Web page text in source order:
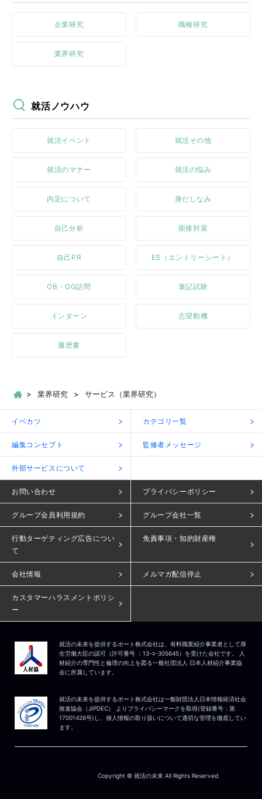
企業研究 職種研究
業界研究
就活ノウハウ
就活イベント 就活その他
就活のマナー 就活の悩み
内定について 身だしなみ
自己分析 面接対策
自己PR ES（エントリーシート）
OB・OG訪問 筆記試験
インターン 志望動機
履歴書
業界研究 サービス（業界研究）
イベカツ カテゴリ一覧
編集コンセプト 監修者メッセージ
外部サービスについて
お問い合わせ プライバシーポリシー
グループ会員利用規約 グループ会社一覧
行動ターゲティング広告につい
て
免責事項・知的財産権
会社情報 メルマガ配信停止
カスタマーハラスメントポリシ
ー